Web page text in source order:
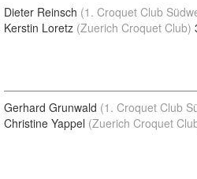
Dieter Reinsch (1. Croquet Club
Kerstin Loretz (Zuerich Croquet Club)
Gerhard Grunwald (1. Croquet Club
Christine Yappel (Zuerich Croquet